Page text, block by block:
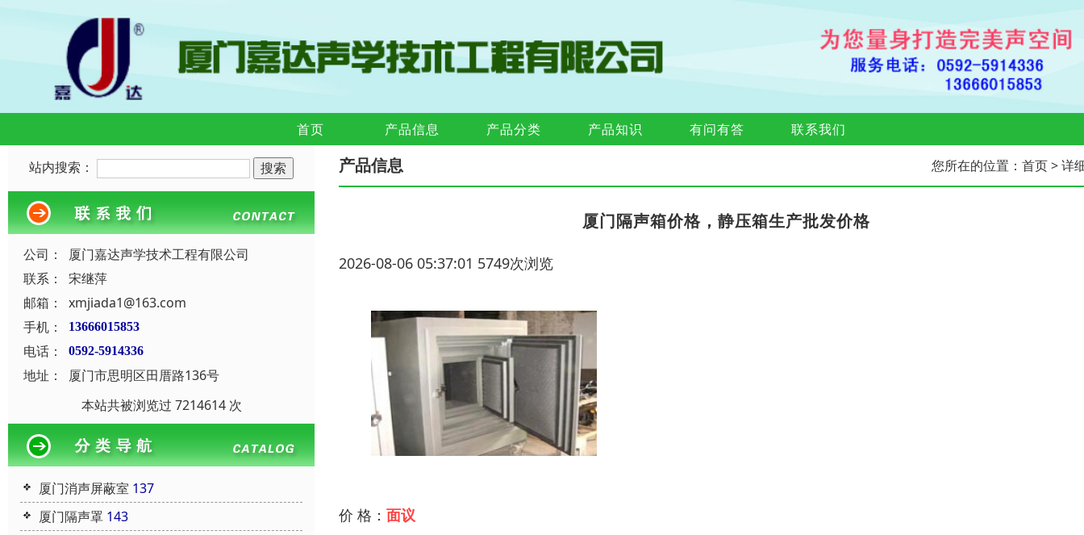
首页 产品信息 产品分类 产品知识 有问有答 联系我们
站内搜索：
公司：
厦门嘉达声学技术工程有限公司
联系：
宋继萍
邮箱：
xmjiada1@163.com
手机：
13666015853
电话： 0592-5914336
地址：
厦门市思明区田厝路136号
本站共被浏览过 7214614 次
厦门消声屏蔽室 137
厦门隔声罩 143
产品信息 您所在的位置： 首页> 详
厦门隔声箱价格，静压箱生产批发价格
2026-08-06 05:37:01 5749次浏览
价 格： 面议